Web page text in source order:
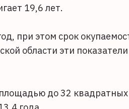
19,6 лет.
при этом срок
области эти
до 32